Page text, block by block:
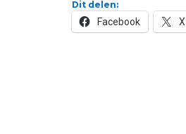
Dit delen:
Facebook X